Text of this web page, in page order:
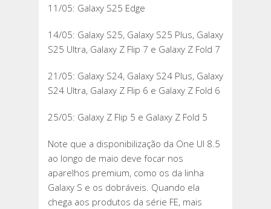
11/05: Galaxy S25 Edge
14/05: Galaxy S25, Galaxy S25 Plus, Galaxy
S25 Ultra, Galaxy Z Flip 7 e Galaxy Z Fold 7
21/05: Galaxy S24, Galaxy S24 Plus, Galaxy
S24 Ultra, Galaxy Z Flip 6 e Galaxy Z Fold 6
25/05: Galaxy Z Flip 5 e Galaxy Z Fold 5
Note que a disponibilização da One UI 8.5
ao longo de maio deve focar nos
aparelhos premium, como os da linha
Galaxy S e os dobráveis. Quando ela
chega aos produtos da série FE, mais